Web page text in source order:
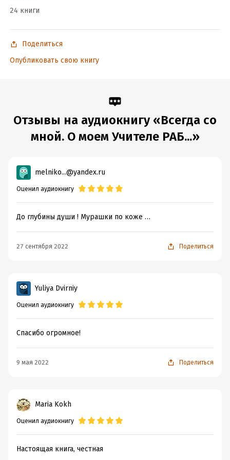
24 книги
Поделиться
Опубликовать свою книгу
Отзывы на аудиокнигу «Всегда со
мной. О моем Учителе РАБ...»
melniko...@yandex.ru
Оценил аудиокнигу
До глубины души ! Мурашки по коже …
27 сентября 2022 Поделиться
Yuliya Dvirniy
Оценил аудиокнигу
Спасибо огромное!
9 мая 2022 Поделиться
Maria Kokh
Оценил аудиокнигу
Настоящая книга, честная